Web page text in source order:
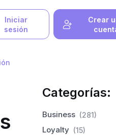
Iniciar
sesión
Crear
Categorías:
Business (281)
Loyalty (15)